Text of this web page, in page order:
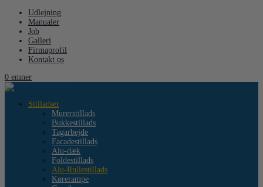
Udlejning
Manualer
Job
Galleri
Firmaprofil
Kontakt os
0 emner
Stilladser
Murerstillads
Bukkestillads
Tagarbejde
Facadestillads
Alu-dæk
Foldestillads
Alu-Rullestillads
Kørerampe